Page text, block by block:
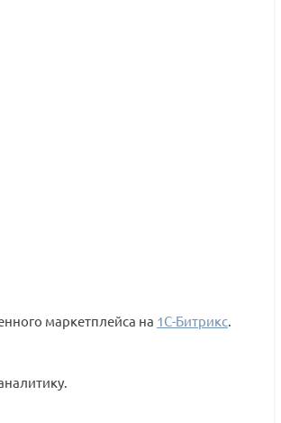
маркетплейса на 1С-Битрикс.